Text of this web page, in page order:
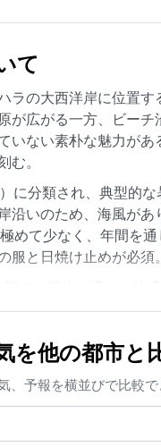
て
ラの大西洋岸に位置
が広がる一方、ビー
いない素朴な魅力が
む。
に分類され、典型的
沿いのため、海風が
めて少なく、年間を
服と日焼け止めが必須
して、カナリア海流
を他の都市と
予報を横並びで比較で